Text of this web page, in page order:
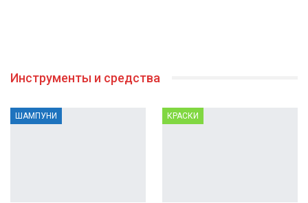
Инструменты и средства
ШАМПУНИ КРАСКИ